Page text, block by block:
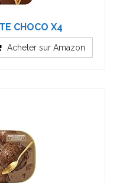
CHOCO X4
Acheter sur Amazon